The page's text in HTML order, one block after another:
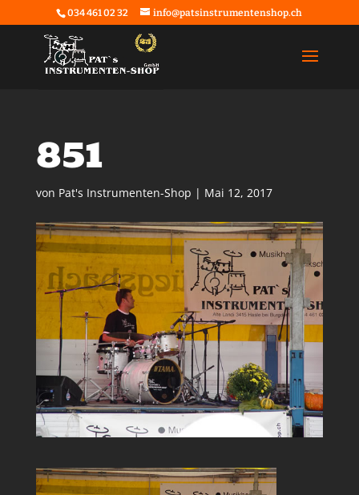
034 461 02 32 info@patsinstrumentenshop.ch
851
von Pat's Instrumenten-Shop | Mai 12, 2017